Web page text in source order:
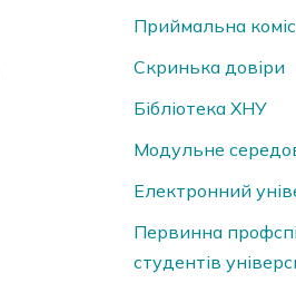
Приймальна
Скринька довiри
Бібліотека ХНУ
Модульне
Електронний
Первинна
студентів